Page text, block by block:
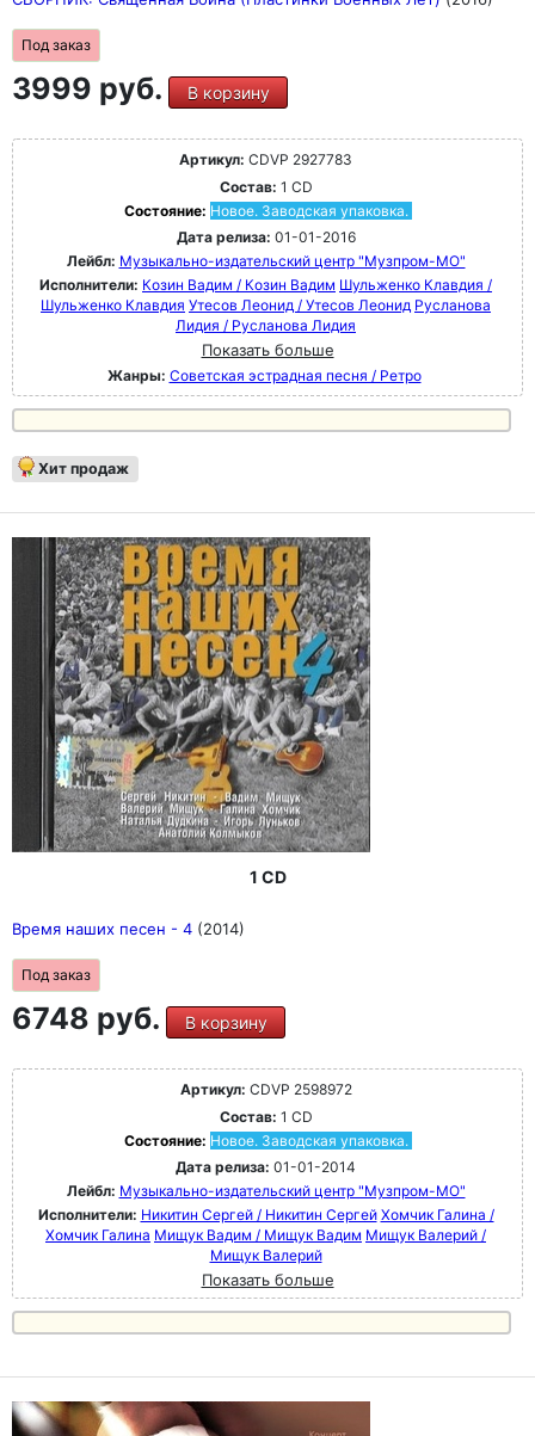
Под заказ
3999 руб. В корзину
Артикул: CDVP 2927783
Состав: 1 CD
Состояние: Новое. Заводская упаковка.
Дата релиза: 01-01-2016
Лейбл: Музыкально-издательский центр "Музпром-МО"
Исполнители: Козин Вадим / Козин Вадим Шульженко Клавдия /
Шульженко Клавдия Утесов Леонид / Утесов Леонид Русланова
Лидия / Русланова Лидия
Показать больше
Жанры: Советская эстрадная песня / Ретро
Хит продаж
1 CD
Время наших песен - 4 (2014)
Под заказ
6748 руб. В корзину
Артикул: CDVP 2598972
Состав: 1 CD
Состояние: Новое. Заводская упаковка.
Дата релиза: 01-01-2014
Лейбл: Музыкально-издательский центр "Музпром-МО"
Исполнители: Никитин Сергей / Никитин Сергей Хомчик Галина /
Хомчик Галина Мищук Вадим / Мищук Вадим Мищук Валерий /
Мищук Валерий
Показать больше